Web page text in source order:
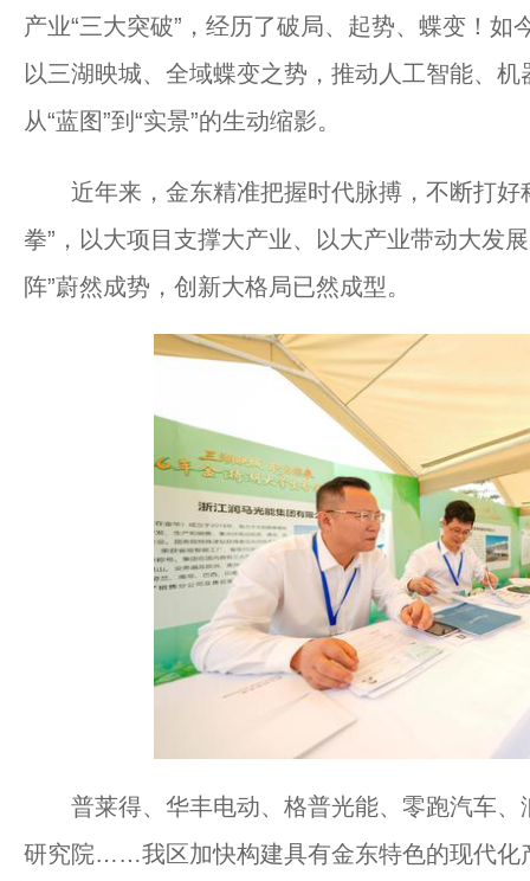
产业“三大突破”，经历了破局、起势、蝶变！如
以三湖映城、全域蝶变之势，推动人工智能、机
从“蓝图”到“实景”的生动缩影。
近年来，金东精准把握时代脉搏，不断打好
拳”，以大项目支撑大产业、以大产业带动大发
阵”蔚然成势，创新大格局已然成型。
普莱得、华丰电动、格普光能、零跑汽车、
研究院……我区加快构建具有金东特色的现代化